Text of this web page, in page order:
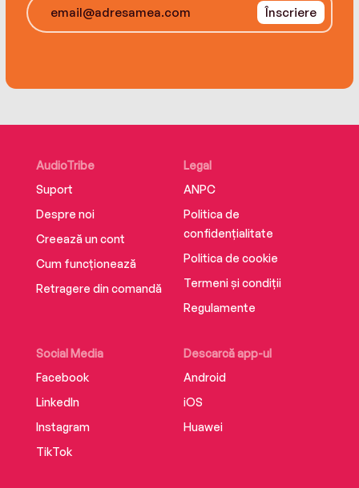
Înscriere
AudioTribe
Suport
Despre noi
Creează un cont
Cum funcționează
Retragere din comandă
Social Media
Facebook
LinkedIn
Instagram
TikTok
Descarcă app-ul
Android
iOS
Huawei
Legal
ANPC
Politica de
confidențialitate
Politica de cookie
Termeni și condiții
Regulamente